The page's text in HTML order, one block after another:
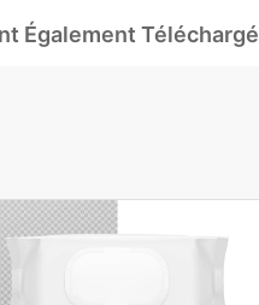
Également Téléchargé